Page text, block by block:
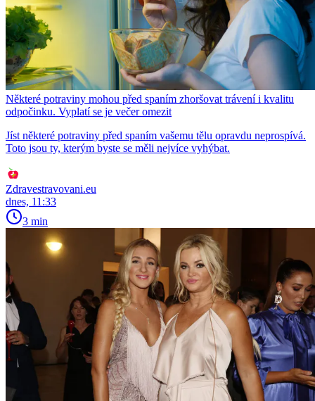
Některé potraviny mohou před spaním zhoršovat trávení i kvalitu
odpočinku. Vyplatí se je večer omezit
Jíst některé potraviny před spaním vašemu tělu opravdu neprospívá.
Toto jsou ty, kterým byste se měli nejvíce vyhýbat.
Zdravestravovani.eu
dnes, 11:33
3 min